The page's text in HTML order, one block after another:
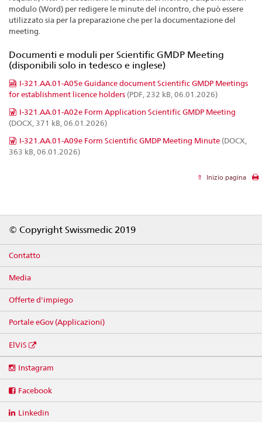
modulo (Word) per redigere le minute del incontro, che può essere
utilizzato sia per la preparazione che per la documentazione del
meeting.
Documenti e moduli per Scientific GMDP Meeting
(disponibili solo in tedesco e inglese)
I-321.AA.01-A05e Guidance document Scientific GMDP Meetings
for establishment licence holders (PDF, 232 kB, 06.01.2026)
I-321.AA.01-A02e Form Application Scientific GMDP Meeting
(DOCX, 371 kB, 06.01.2026)
I-321.AA.01-A09e Form Scientific GMDP Meeting Minute (DOCX,
363 kB, 06.01.2026)
Inizio pagina
© Copyright Swissmedic 2019
Contatto
Media
Offerte d'impiego
Portale eGov (Applicazioni)
ElViS
media
Instagram
Facebook
Linkedin